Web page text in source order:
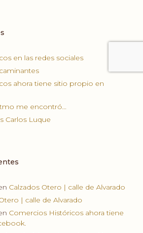
en las redes sociales
ahora tiene sitio propio en
me encontró…
Carlos Luque
Calzados Otero | calle de Alvarado
| calle de Alvarado
Comercios Históricos ahora tiene